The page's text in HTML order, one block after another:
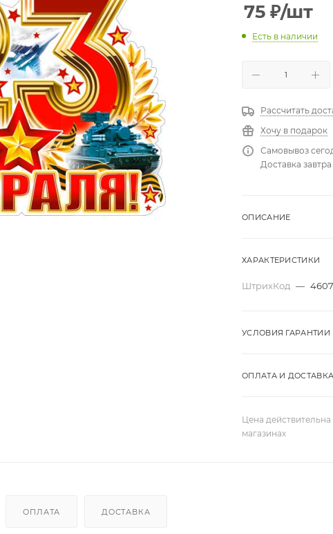
75 ₽/шт
Есть в наличии
Рассчитать
Хочу в подарок
Самовывоз
Доставка
ОПИСАНИЕ
ХАРАКТЕРИСТИКИ
ШтрихКод —
УСЛОВИЯ ГАРАНТИИ
ОПЛАТА И ДОСТАВКА
Цена
магазинах
ОПЛАТА ДОСТАВКА